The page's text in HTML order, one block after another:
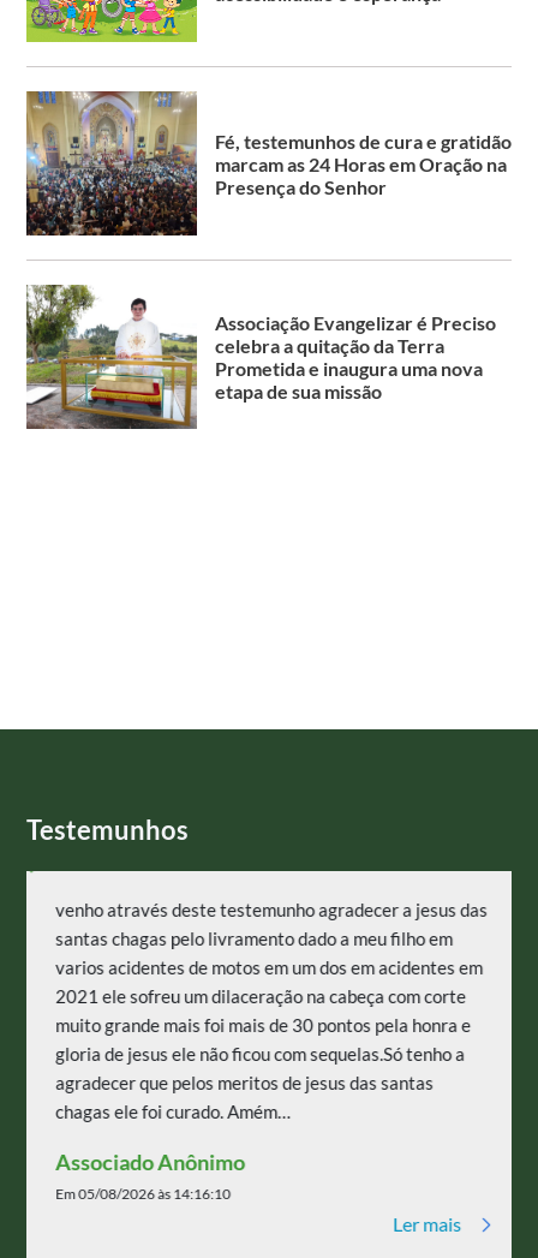
Fé, testemunhos de cura e gratidão
marcam as 24 Horas em Oração na
Presença do Senhor
Associação Evangelizar é Preciso
celebra a quitação da Terra
Prometida e inaugura uma nova
etapa de sua missão
Testemunhos
venho através deste testemunho agradecer a jesus das
santas chagas pelo livramento dado a meu filho em
varios acidentes de motos em um dos em acidentes em
2021 ele sofreu um dilaceração na cabeça com corte
muito grande mais foi mais de 30 pontos pela honra e
gloria de jesus ele não ficou com sequelas.Só tenho a
agradecer que pelos meritos de jesus das santas
chagas ele foi curado. Amém…
Associado Anônimo
Em 05/08/2026 às 14:16:10
Ler mais